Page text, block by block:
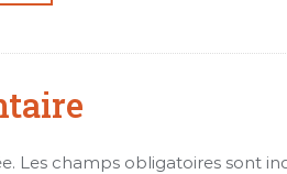
Les champs obligatoires sont